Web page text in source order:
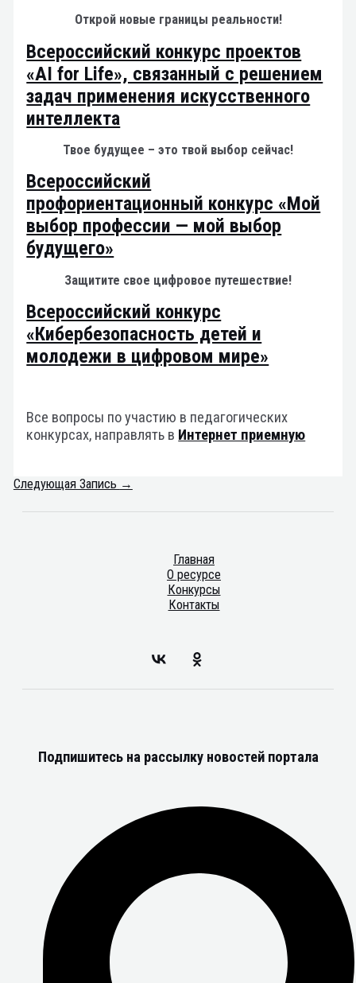
Открой новые границы реальности!
Всероссийский конкурс проектов
«AI for Life», связанный с решением
задач применения искусственного
интеллекта
Твое будущее – это твой выбор сейчас!
Всероссийский
профориентационный конкурс «Мой
выбор профессии — мой выбор
будущего»
Защитите свое цифровое путешествие!
Всероссийский конкурс
«Кибербезопасность детей и
молодежи в цифровом мире»
Все вопросы по участию в педагогических
конкурсах, направлять в Интернет приемную
Следующая Запись →
Главная
О ресурсе
Конкурсы
Контакты
Подпишитесь на рассылку новостей портала